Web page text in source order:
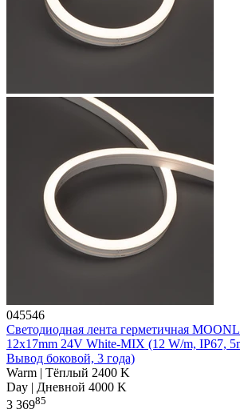
045546
Светодиодная лента герметичная
12x17mm 24V White-MIX (12 W/m, IP67,
Вывод боковой, 3 года)
Warm | Тёплый 2400 K
Day | Дневной 4000 K
3 36985